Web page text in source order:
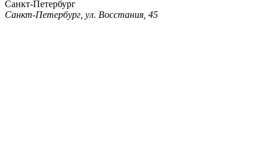
Санкт-Петербург
Санкт-Петербург, ул. Восстания, 45